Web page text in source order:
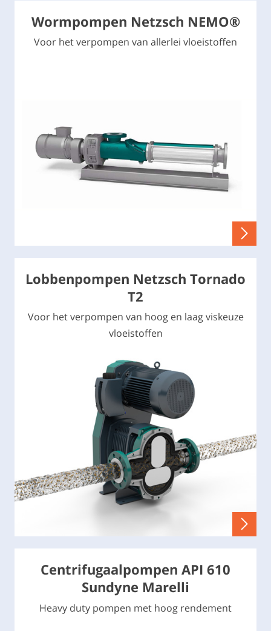
Wormpompen Netzsch NEMO®
Voor het verpompen van allerlei vloeistoffen
Lobbenpompen Netzsch Tornado
T2
Voor het verpompen van hoog en laag viskeuze
vloeistoffen
Centrifugaalpompen API 610
Sundyne Marelli
Heavy duty pompen met hoog rendement